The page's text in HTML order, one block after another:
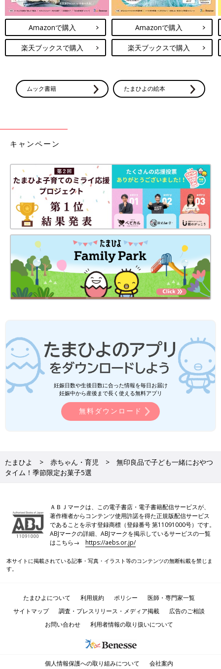
Amazonで購入
楽天ブックスで購入
Amazonで購入
楽天ブックスで購入
ムック書籍 たまひよの絵本
キャンペーン
妊娠日数や生後日数に合った情報を毎日お届け
妊娠中から産後まで長く使える無料アプリ
無料ダウンロード
たまひよ 赤ちゃん・育児
無印良品で子ども一緒におやつ
タイム！季節限定お菓子5選
ＡＢＪマークは、この電子書店・電子書籍配信サービスが、
著作権者からコンテンツ使用許諾を得た正規版配信サービス
であることを示す登録商標（登録番号 第11091000号）です。
ABJマークの詳細、ABJマークを掲示しているサービスの一覧
はこちら→https://aebs.or.jp/
本サイトに掲載されている記事・写真・イラスト等のコンテンツの無断転載を禁じま
す。
たまひよについて 利用規約 ポリシー
医師・専門家一覧
サイトマップ
調査・プレスリリース・メディア掲載
広告のご相談
お問い合わせ
利用者情報の取り扱いについて
個人情報保護への取り組みについて 会社案内